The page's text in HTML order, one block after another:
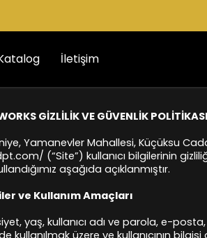
İletişim
GİZLİLİK VE GÜVENLİK POLİTİKASI
Yamanevler Mahallesi, Küçüksu
(“Site”) kullanıcı bilgilerinin
aşağıda açıklanmıştır.
ve Kullanım Amaçları
yaş, kullanıcı adı ve parola, e-
kullanılmak üzere ve kullanıcının